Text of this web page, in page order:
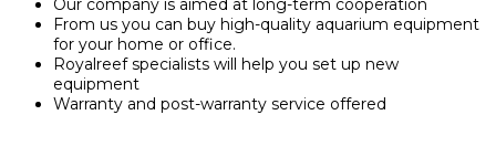
From us you can buy high-quality aquarium equipment
for your home or office.
Royalreef specialists will help you set up new
equipment
Warranty and post-warranty service offered